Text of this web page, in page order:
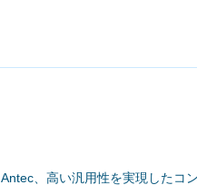
Antec、高い汎用性を実現したコ